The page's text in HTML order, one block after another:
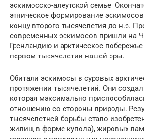
эскимосско-алеутской семье.
этническое формирование
концу второго тысячелетия до н.э.
современных эскимосов пришли на
Гренландию и арктическое
первом тысячелетии нашей эры.
Обитали эскимосы в суровых
протяжении тысячелетий. Они
которая максимально
отношению со стороны природы.
тысячелетней борьбы стало
жилищ в форме купола), жировых